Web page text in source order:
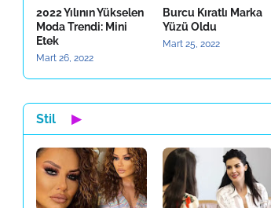
2022 Yılının Yükselen
Moda Trendi: Mini
Etek
Mart 26, 2022
Burcu Kıratlı Marka
Yüzü Oldu
Mart 25, 2022
Stil ▶